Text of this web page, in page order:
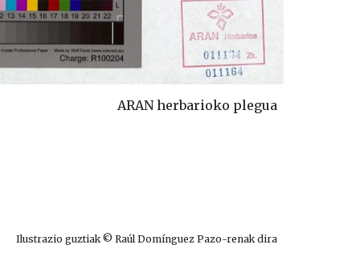
ARAN herbarioko plegua
Ilustrazio guztiak © Raúl Domínguez Pazo-renak dira